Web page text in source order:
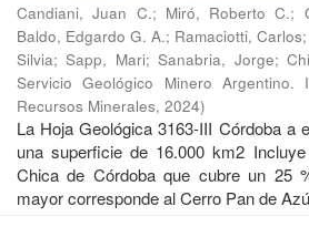
Candiani, Juan C.; Miró, Roberto C.;
Baldo, Edgardo G. A.; Ramaciotti, Carlos;
Silvia;Sapp, Mari;Sanabria, Jorge;
Servicio Geológico Minero
Recursos Minerales, 2024)
La Hoja Geológica 3163-III Córdoba a
una superficie de 16.000 km2
Chica de Córdoba que cubre un 25
mayor corresponde al Cerro Pan de